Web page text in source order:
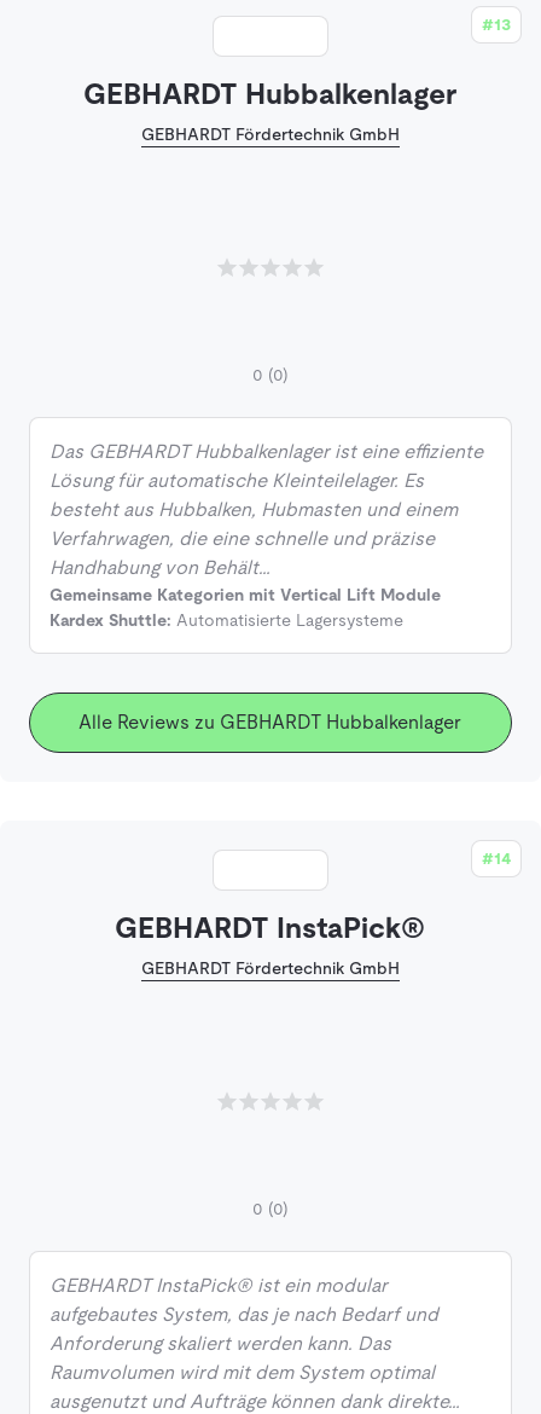
#13
GEBHARDT Hubbalkenlager
GEBHARDT Fördertechnik GmbH
0 (0)
Das GEBHARDT Hubbalkenlager ist eine effiziente
Lösung für automatische Kleinteilelager. Es
besteht aus Hubbalken, Hubmasten und einem
Verfahrwagen, die eine schnelle und präzise
Handhabung von Behält…
Gemeinsame Kategorien mit Vertical Lift Module
Kardex Shuttle: Automatisierte Lagersysteme
Alle Reviews zu GEBHARDT Hubbalkenlager
#14
GEBHARDT InstaPick®
GEBHARDT Fördertechnik GmbH
0 (0)
GEBHARDT InstaPick® ist ein modular
aufgebautes System, das je nach Bedarf und
Anforderung skaliert werden kann. Das
Raumvolumen wird mit dem System optimal
ausgenutzt und Aufträge können dank direkte…